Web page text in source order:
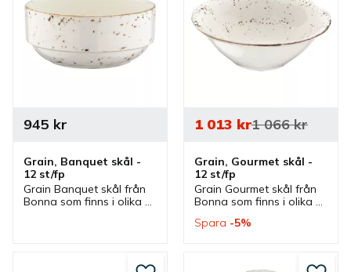
Grain, Banquet skål -
12 st/fp
Grain Banquet skål från
Bonna som finns i olika
945 kr
Grain, Gourmet skål -
12 st/fp
Grain Gourmet skål från
Bonna som finns i olika
serie där flera delar
1 013 kr1 066kr
Spara 5%